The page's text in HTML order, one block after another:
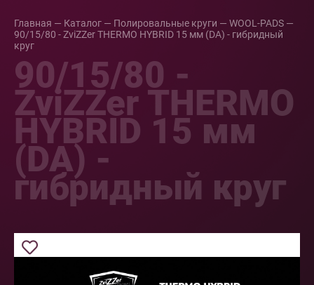
Главная — Каталог — Полировальные круги — WOOL-PADS —
90/15/80 - ZviZZer THERMO HYBRID 15 мм (DA) - гибридный
круг
90/15/80 -
ZviZZer THERMO
HYBRID 15 мм
(DA) -
гибридный круг